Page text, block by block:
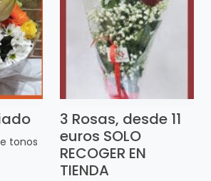
tonos
3 Rosas, desde 11
euros SOLO
RECOGER EN
TIENDA